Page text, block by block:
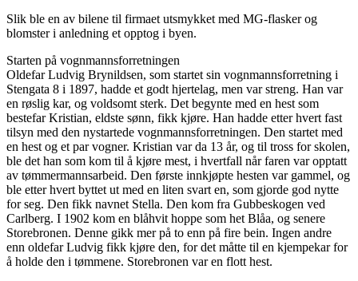
Slik ble en av bilene til firmaet utsmykket med MG-flasker og
blomster i anledning et opptog i byen.
Starten på vognmannsforretningen
Oldefar Ludvig Brynildsen, som startet sin vognmannsforretning i
Stengata 8 i 1897, hadde et godt hjertelag, men var streng. Han var
en røslig kar, og voldsomt sterk. Det begynte med en hest som
bestefar Kristian, eldste sønn, fikk kjøre. Han hadde etter hvert fast
tilsyn med den nystartede vognmannsforretningen. Den startet med
en hest og et par vogner. Kristian var da 13 år, og til tross for skolen,
ble det han som kom til å kjøre mest, i hvertfall når faren var opptatt
av tømmermannsarbeid. Den første innkjøpte hesten var gammel, og
ble etter hvert byttet ut med en liten svart en, som gjorde god nytte
for seg. Den fikk navnet Stella. Den kom fra Gubbeskogen ved
Carlberg. I 1902 kom en blåhvit hoppe som het Blåa, og senere
Storebronen. Denne gikk mer på to enn på fire bein. Ingen andre
enn oldefar Ludvig fikk kjøre den, for det måtte til en kjempekar for
å holde den i tømmene. Storebronen var en flott hest.